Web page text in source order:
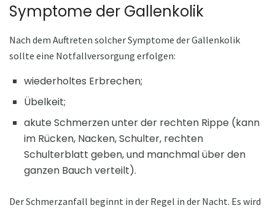
Symptome der Gallenkolik
Nach dem Auftreten solcher Symptome der Gallenkolik
sollte eine Notfallversorgung erfolgen:
wiederholtes Erbrechen;
Übelkeit;
akute Schmerzen unter der rechten Rippe (kann
im Rücken, Nacken, Schulter, rechten
Schulterblatt geben, und manchmal über den
ganzen Bauch verteilt).
Der Schmerzanfall beginnt in der Regel in der Nacht. Es wird